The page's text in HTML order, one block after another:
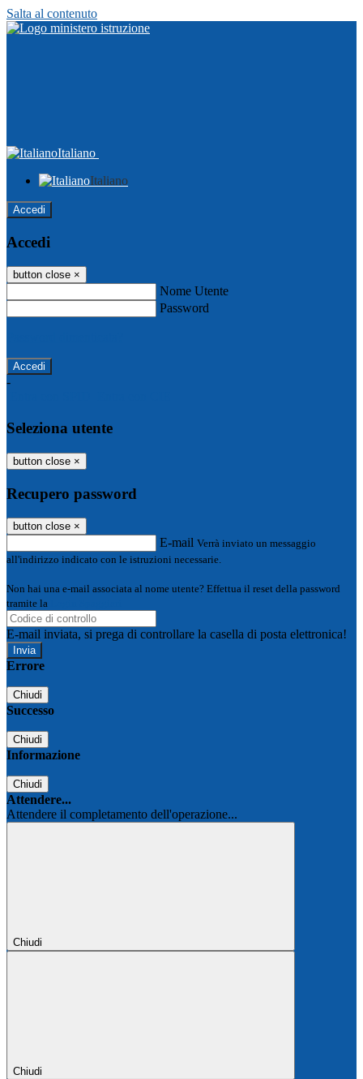
Salta al contenuto
Italiano
Italiano
Accedi
Accedi
button close ×
Nome Utente
Password
-
Seleziona utente
button close ×
Recupero password
button close ×
E-mail Verrà inviato un messaggio
all'indirizzo indicato con le istruzioni necessarie.
Non hai una e-mail associata al nome utente? Effettua il reset della password
tramite la
E-mail inviata, si prega di controllare la casella di posta elettronica!
Errore
Chiudi
Successo
Chiudi
Informazione
Chiudi
Attendere...
Attendere il completamento dell'operazione...
Chiudi
Chiudi